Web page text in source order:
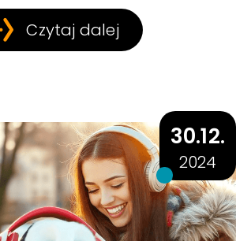
Czytaj dalej
30.12.
2024